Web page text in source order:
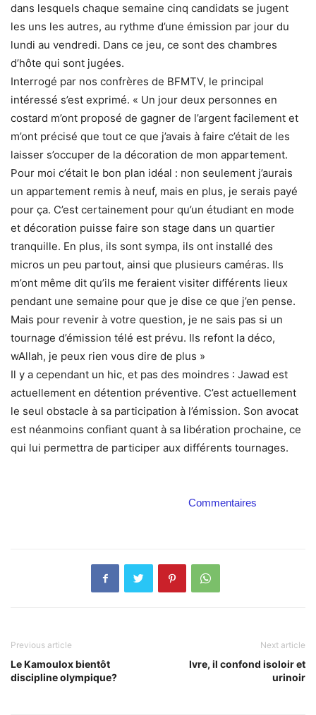
dans lesquels chaque semaine cinq candidats se jugent
les uns les autres, au rythme d’une émission par jour du
lundi au vendredi. Dans ce jeu, ce sont des chambres
d’hôte qui sont jugées.
Interrogé par nos confrères de BFMTV, le principal
intéressé s’est exprimé. « Un jour deux personnes en
costard m’ont proposé de gagner de l’argent facilement et
m’ont précisé que tout ce que j’avais à faire c’était de les
laisser s’occuper de la décoration de mon appartement.
Pour moi c’était le bon plan idéal : non seulement j’aurais
un appartement remis à neuf, mais en plus, je serais payé
pour ça. C’est certainement pour qu’un étudiant en mode
et décoration puisse faire son stage dans un quartier
tranquille. En plus, ils sont sympa, ils ont installé des
micros un peu partout, ainsi que plusieurs caméras. Ils
m’ont même dit qu’ils me feraient visiter différents lieux
pendant une semaine pour que je dise ce que j’en pense.
Mais pour revenir à votre question, je ne sais pas si un
tournage d’émission télé est prévu. Ils refont la déco,
wAllah, je peux rien vous dire de plus »
Il y a cependant un hic, et pas des moindres : Jawad est
actuellement en détention préventive. C’est actuellement
le seul obstacle à sa participation à l’émission. Son avocat
est néanmoins confiant quant à sa libération prochaine, ce
qui lui permettra de participer aux différents tournages.
Commentaires
Previous article
Le Kamoulox bientôt
discipline olympique?
Next article
Ivre, il confond isoloir et
urinoir